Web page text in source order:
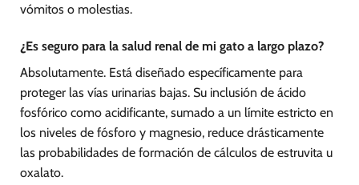
vómitos o molestias.
¿Es seguro para la salud renal de mi gato a largo plazo?
Absolutamente. Está diseñado específicamente para
proteger las vías urinarias bajas. Su inclusión de ácido
fosfórico como acidificante, sumado a un límite estricto en
los niveles de fósforo y magnesio, reduce drásticamente
las probabilidades de formación de cálculos de estruvita u
oxalato.